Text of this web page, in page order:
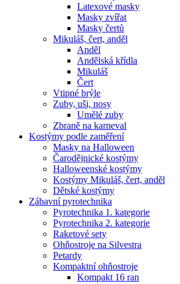
Latexové masky
Masky zvířat
Masky čertů
Mikuláš, čert, anděl
Anděl
Andělská křídla
Mikuláš
Čert
Vtipné brýle
Zuby, uši, nosy
Umělé zuby
Zbraně na karneval
Kostýmy podle zaměření
Masky na Halloween
Čarodějnické kostýmy
Halloweenské kostýmy
Kostýmy Mikuláš, čert, anděl
Dětské kostýmy
Zábavní pyrotechnika
Pyrotechnika 1. kategorie
Pyrotechnika 2. kategorie
Raketové sety
Ohňostroje na Silvestra
Petardy
Kompaktní ohňostroje
Kompakt 16 ran